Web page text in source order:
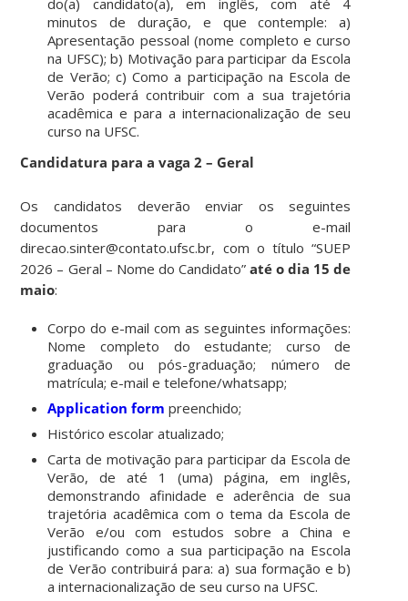
minutos de duração, e que contemple: a)
Apresentação pessoal (nome completo e curso
na UFSC); b) Motivação para participar da Escola
de Verão; c) Como a participação na Escola de
Verão poderá contribuir com a sua trajetória
acadêmica e para a internacionalização de seu
curso na UFSC.
Candidatura para a vaga 2 – Geral
Os candidatos deverão enviar os seguintes
documentos para o e-mail
direcao.sinter@contato.ufsc.br, com o título “SUEP
2026 – Geral – Nome do Candidato” até o dia 15 de
maio:
Corpo do e-mail com as seguintes informações:
Nome completo do estudante; curso de
graduação ou pós-graduação; número de
matrícula; e-mail e telefone/whatsapp;
Application form preenchido;
Histórico escolar atualizado;
Carta de motivação para participar da Escola de
Verão, de até 1 (uma) página, em inglês,
demonstrando afinidade e aderência de sua
trajetória acadêmica com o tema da Escola de
Verão e/ou com estudos sobre a China e
justificando como a sua participação na Escola
de Verão contribuirá para: a) sua formação e b)
a internacionalização de seu curso na UFSC.